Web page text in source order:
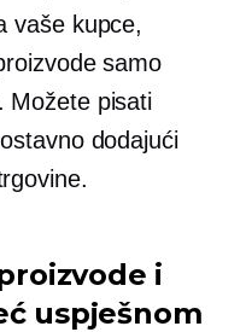
vaše kupce,
samo
Možete pisati
dodajući
i
uspješnom